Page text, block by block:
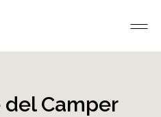
del Camper